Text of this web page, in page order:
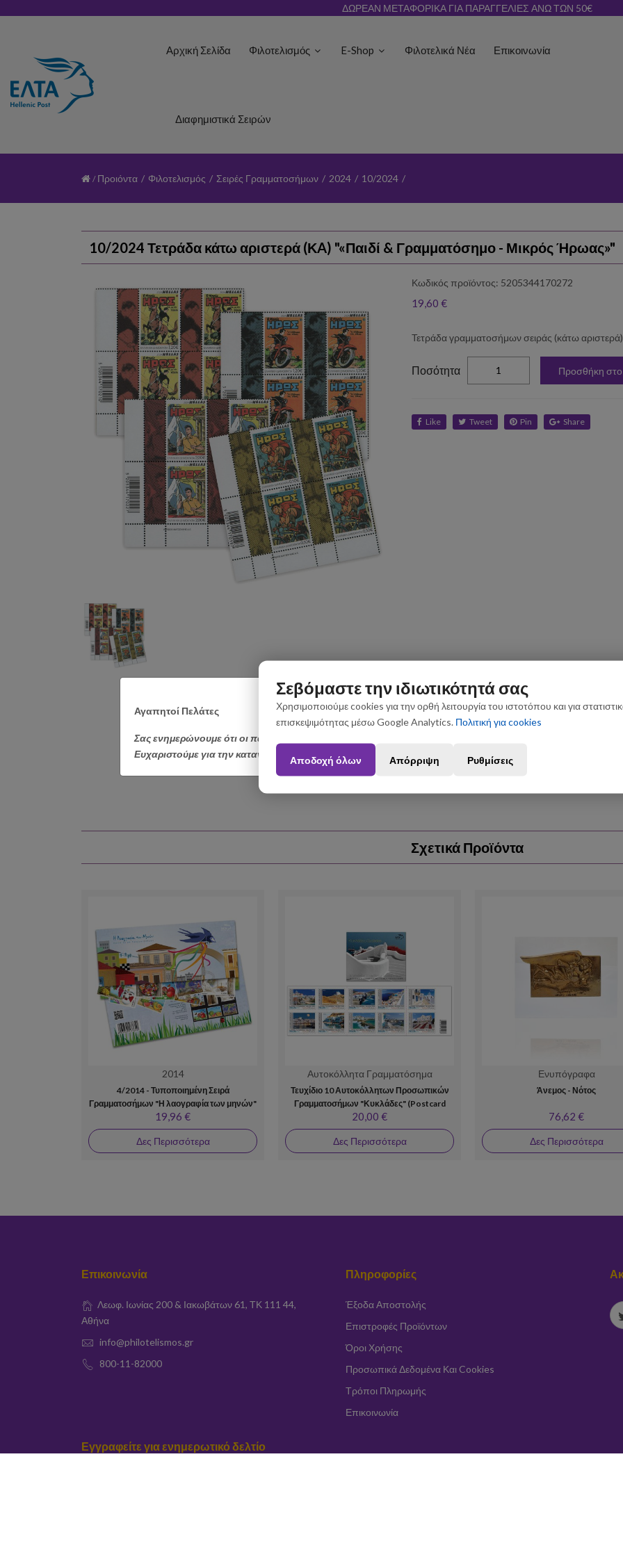
ΔΩΡΕΑΝ ΜΕΤΑΦΟΡΙΚΑ ΓΙΑ ΠΑΡΑΓΓΕΛΙΕΣ ΑΝΩ ΤΩΝ 50€
Αρχική Σελίδα Φιλοτελισμός E-Shop Φιλοτελικά Νέα Επικοινωνία
Διαφημιστικά Σειρών
Προιόντα / Φιλοτελισμός / Σειρές Γραμματοσήμων / 2024 / 10/2024 /
Αγαπητοί Πελάτες
Σας ενημερώνουμε ότι οι παραγγελίες που θα πραγματοποιηθούν από 3 έως 31 Αυγούστου ενδέχεται να
Ευχαριστούμε για την κατανόηση.
10/2024 Τετράδα κάτω αριστερά (ΚA) "«Παιδί & Γραμματόσημο - Μικρός Ήρωας»"
Κωδικός προϊόντος: 5205344170272
19,60 €
Τετράδα γραμματοσήμων σειράς (κάτω αριστερά)
Ποσότητα Προσθήκη στο
Like Tweet Pin Share
Σχετικά Προϊόντα
2014
4/2014 - Τυποποιημένη Σειρά
Γραμματοσήμων "Η λαογραφία των μηνών"
19,96 €
Δες Περισσότερα
Αυτοκόλλητα Γραμματόσημα
Τευχίδιο 10 Αυτοκόλλητων Προσωπικών
Γραμματοσήμων "Κυκλάδες" (Postcard
Worldwide)
20,00 €
Δες Περισσότερα
Ενυπόγραφα
Άνεμος - Νότος
76,62 €
Δες Περισσότερα
Επικοινωνία
Λεωφ. Ιωνίας 200 & Ιακωβάτων 61, ΤΚ 111 44,
Αθήνα
info@philotelismos.gr
800-11-82000
Πληροφορίες
Έξοδα Αποστολής
Επιστροφές Προϊόντων
Όροι Χρήσης
Προσωπικά Δεδομένα Και Cookies
Τρόποι Πληρωμής
Επικοινωνία
Εγγραφείτε για ενημερωτικό δελτίο
Σεβόμαστε την ιδιωτικότητά σας
Χρησιμοποιούμε cookies για την ορθή λειτουργία του ιστοτόπου και για
επισκεψιμότητας μέσω Google Analytics. Πολιτική για cookies
Αποδοχή όλων Απόρριψη Ρυθμίσεις